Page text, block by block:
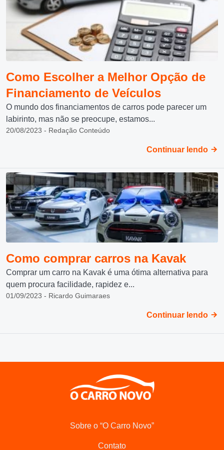
Como Escolher a Melhor Opção de
Financiamento de Veículos
O mundo dos financiamentos de carros pode parecer um
labirinto, mas não se preocupe, estamos...
20/08/2023 - Redação Conteúdo
Continuar lendo
Como comprar carros na Kavak
Comprar um carro na Kavak é uma ótima alternativa para
quem procura facilidade, rapidez e...
01/09/2023 - Ricardo Guimaraes
Continuar lendo
Sobre o “O Carro Novo”
Contato